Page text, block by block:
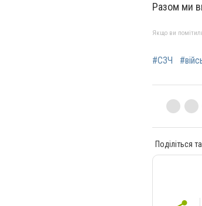
Разом ми
Якщо ви
#СЗЧ
Поділіться